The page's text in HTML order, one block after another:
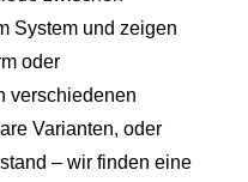
System und zeigen
oder
verschiedenen
Varianten, oder
– wir finden eine